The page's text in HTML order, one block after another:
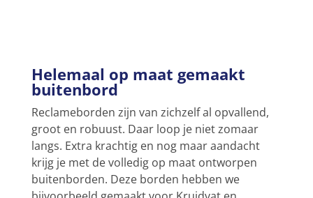
Helemaal op maat gemaakt
buitenbord
Reclameborden zijn van zichzelf al opvallend,
groot en robuust. Daar loop je niet zomaar
langs. Extra krachtig en nog maar aandacht
krijg je met de volledig op maat ontworpen
buitenborden. Deze borden hebben we